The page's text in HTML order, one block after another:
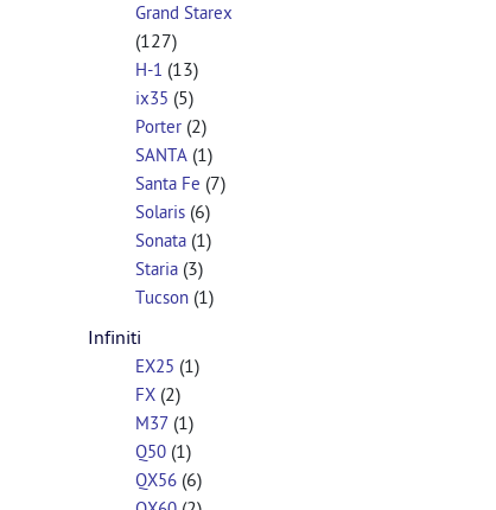
Grand Starex
(127)
H-1 (13)
ix35 (5)
Porter(2)
SANTA(1)
Santa Fe (7)
Solaris(6)
Sonata(1)
Staria(3)
Tucson(1)
Infiniti
EX25 (1)
FX(2)
M37(1)
Q50(1)
QX56(6)